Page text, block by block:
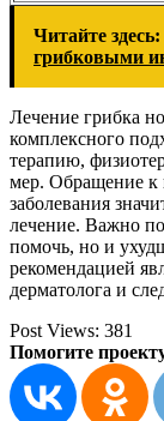
Читайте здесь:
грибковыми
Лечение грибка
комплексного
терапию,
мер. Обращение к
заболевания
лечение. Важно
помочь, но и
рекомендацией
дерматолога и
Post Views: 381
Помогите